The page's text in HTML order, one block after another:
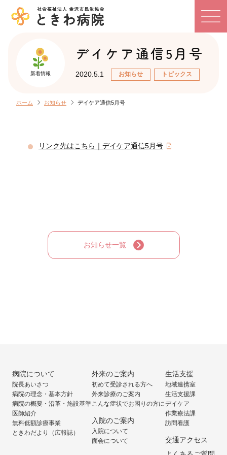
新着情報
デイケア通信5月号
2020.5.1 お知らせ トピックス
ホーム chevron_right お知らせ chevron_right デイケア通信5月号
リンク先はこちら｜デイケア通信5月号
お知らせ一覧
病院について
院長あいさつ
病院の理念・基本方針
病院の概要・沿革・施設基準
医師紹介
無料低額診療事業
ときわだより（広報誌）
外来のご案内
初めて受診される方へ
外来診療のご案内
こんな症状でお困りの方に
入院のご案内
入院について
面会について
生活支援
地域連携室
生活支援課
デイケア
作業療法課
訪問看護
交通アクセス